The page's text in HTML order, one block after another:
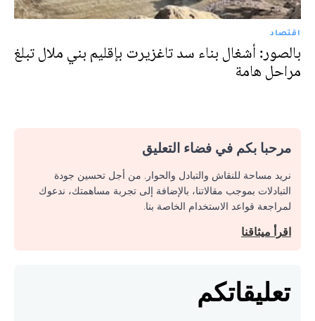
اقتصاد
بالصور: أشغال بناء سد تاغزيرت بإقليم بني ملال تبلغ
مراحل هامة
مرحبا بكم في فضاء التعليق
نريد مساحة للنقاش والتبادل والحوار. من أجل تحسين جودة
التبادلات بموجب مقالاتنا، بالإضافة إلى تجربة مساهمتك، ندعوك
لمراجعة قواعد الاستخدام الخاصة بنا.
اقرأ ميثاقنا
تعليقاتكم